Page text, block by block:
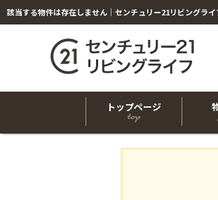
該当する物件は存在しません｜センチュリー21リビングライ
トップページ